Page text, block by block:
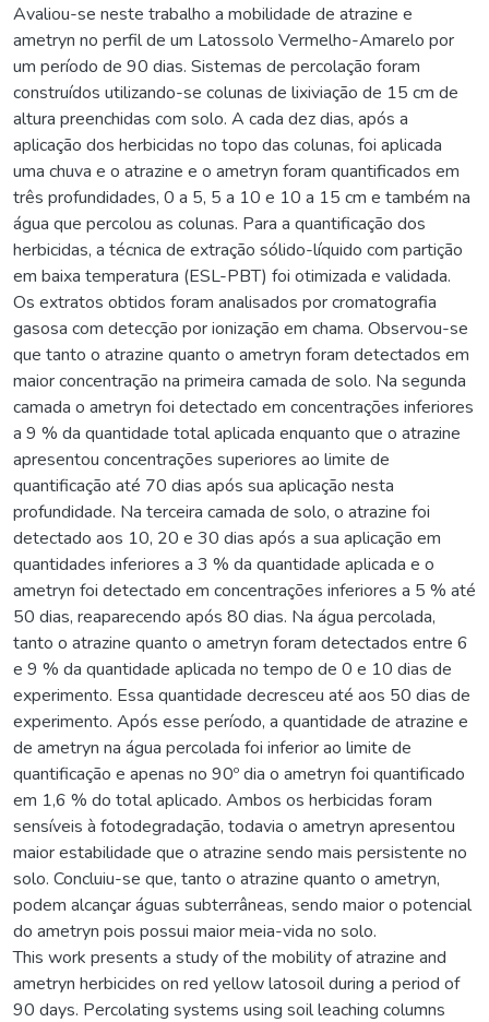
Avaliou-se neste trabalho a mobilidade de atrazine e
ametryn no perfil de um Latossolo Vermelho-Amarelo por
um período de 90 dias. Sistemas de percolação foram
construídos utilizando-se colunas de lixiviação de 15 cm de
altura preenchidas com solo. A cada dez dias, após a
aplicação dos herbicidas no topo das colunas, foi aplicada
uma chuva e o atrazine e o ametryn foram quantificados em
três profundidades, 0 a 5, 5 a 10 e 10 a 15 cm e também na
água que percolou as colunas. Para a quantificação dos
herbicidas, a técnica de extração sólido-líquido com partição
em baixa temperatura (ESL-PBT) foi otimizada e validada.
Os extratos obtidos foram analisados por cromatografia
gasosa com detecção por ionização em chama. Observou-se
que tanto o atrazine quanto o ametryn foram detectados em
maior concentração na primeira camada de solo. Na segunda
camada o ametryn foi detectado em concentrações inferiores
a 9 % da quantidade total aplicada enquanto que o atrazine
apresentou concentrações superiores ao limite de
quantificação até 70 dias após sua aplicação nesta
profundidade. Na terceira camada de solo, o atrazine foi
detectado aos 10, 20 e 30 dias após a sua aplicação em
quantidades inferiores a 3 % da quantidade aplicada e o
ametryn foi detectado em concentrações inferiores a 5 % até
50 dias, reaparecendo após 80 dias. Na água percolada,
tanto o atrazine quanto o ametryn foram detectados entre 6
e 9 % da quantidade aplicada no tempo de 0 e 10 dias de
experimento. Essa quantidade decresceu até aos 50 dias de
experimento. Após esse período, a quantidade de atrazine e
de ametryn na água percolada foi inferior ao limite de
quantificação e apenas no 90º dia o ametryn foi quantificado
em 1,6 % do total aplicado. Ambos os herbicidas foram
sensíveis à fotodegradação, todavia o ametryn apresentou
maior estabilidade que o atrazine sendo mais persistente no
solo. Concluiu-se que, tanto o atrazine quanto o ametryn,
podem alcançar águas subterrâneas, sendo maior o potencial
do ametryn pois possui maior meia-vida no solo.
This work presents a study of the mobility of atrazine and
ametryn herbicides on red yellow latosoil during a period of
90 days. Percolating systems using soil leaching columns